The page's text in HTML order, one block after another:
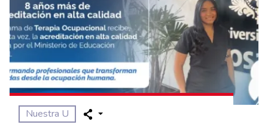
Nuestra U